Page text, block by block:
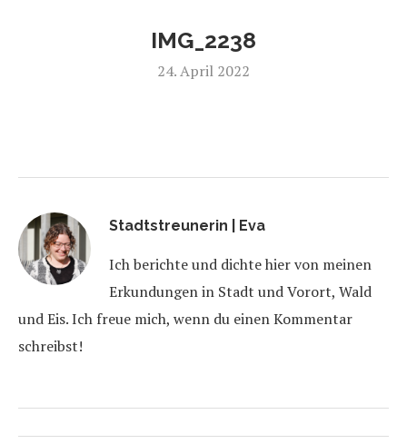
IMG_2238
24. April 2022
Stadtstreunerin | Eva
Ich berichte und dichte hier von meinen
Erkundungen in Stadt und Vorort, Wald
und Eis. Ich freue mich, wenn du einen Kommentar
schreibst!